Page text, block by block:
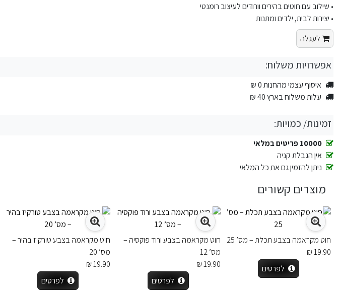
• שילוב עם חוטים בהירים וורודים לעיצוב רומנטי
• יצירות לבית, ילדים ומתנות
לעגלה
אפשרויות משלוח:
איסוף עצמי מהחנות 0 ₪
עלות משלוח בארץ 40 ₪
זמינות/ כמויות:
10000 פריטים במלאי
אין הגבלת קניה
ניתן להזמין גם את כל המלאי
מוצרים קשורים
חוט מקראמה בצבע תכלת – מס’ 25
19.90 ₪
לפרטים
חוט מקראמה בצבע ורוד פוקסיה –
מס’ 12
19.90 ₪
לפרטים
חוט מקראמה בצבע טורקיז בהיר –
מס’ 20
19.90 ₪
לפרטים